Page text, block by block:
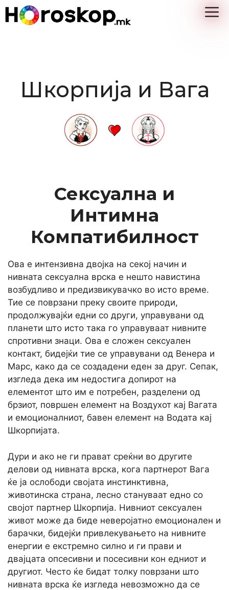
Skip
Шкорпија и Вага
Сексуална и
Интимна
Компатибилност
Ова е интензивна двојка на секој начин и
нивната сексуална врска е нешто навистина
возбудливо и предизвикувачко во исто време.
Тие се поврзани преку своите природи,
продолжувајќи едни со други, управувани од
планети што исто така го управуваат нивните
спротивни знаци. Ова е сложен сексуален
контакт, бидејќи тие се управувани од Венера и
Марс, како да се создадени еден за друг. Сепак,
изгледа дека им недостига допирот на
елементот што им е потребен, разделени од
брзиот, површен елемент на Воздухот кај Вагата
и емоционалниот, бавен елемент на Водата кај
Шкорпијата.
Дури и ако не ги прават среќни во другите
делови од нивната врска, кога партнерот Вага
ќе ја ослободи својата инстинктивна,
животинска страна, лесно стануваат едно со
својот партнер Шкорпија. Нивниот сексуален
живот може да биде неверојатно емоционален и
барачки, бидејќи привлекувањето на нивните
енергии е екстремно силно и ги прави и
двајцата опсесивни и посесивни кон едниот и
другиот. Често ќе бидат толку поврзани што
нивната врска ќе изгледа невозможно да се